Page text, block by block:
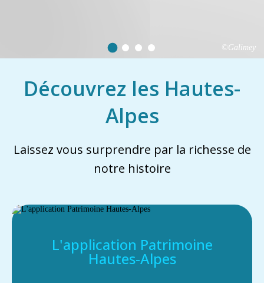
©Galimey
Découvrez les Hautes-
Alpes
Laissez vous surprendre par la richesse de
notre histoire
L'application Patrimoine
Hautes-Alpes